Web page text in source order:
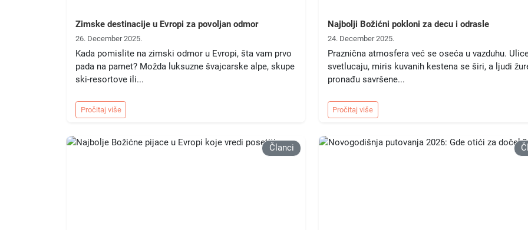
Zimske destinacije u Evropi za povoljan odmor
26. December 2025.
Kada pomislite na zimski odmor u Evropi, šta vam prvo
pada na pamet? Možda luksuzne švajcarske alpe, skupe
ski-resortove ili...
Pročitaj više
Najbolji Božićni pokloni za decu i odrasle
24. December 2025.
Praznična atmosfera već se oseća u vazduhu.
svetlucaju, miris kuvanih kestena se širi, a ljudi
pronađu savršene...
Pročitaj više
Članci